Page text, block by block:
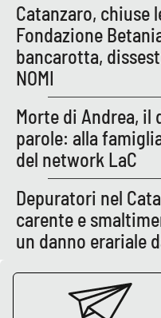
EDIZIONI
LOCALI
Catanzaro
Crotone
Vibo Valentia
Reggio Calabria
Cosenza
Lamezia Terme
Catanzaro, chiuse
Fondazione
bancarotta,
NOMI
Morte di Andrea, il
parole: alla
del network LaC
Depuratori nel
carente e
un danno erariale